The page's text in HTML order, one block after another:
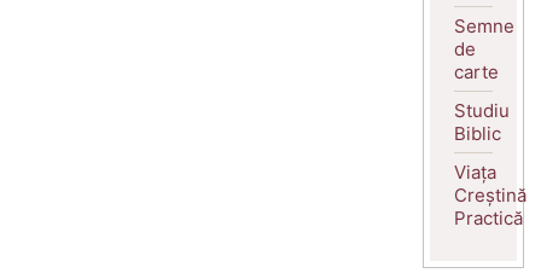
Semne
de
carte
Studiu
Biblic
Viața
Creștină
Practică